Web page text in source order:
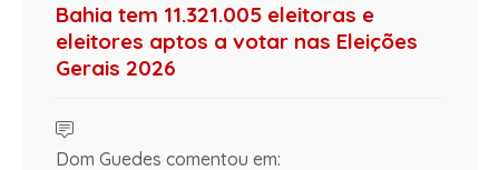
Bahia tem 11.321.005 eleitoras e
eleitores aptos a votar nas Eleições
Gerais 2026
Dom Guedes comentou em: